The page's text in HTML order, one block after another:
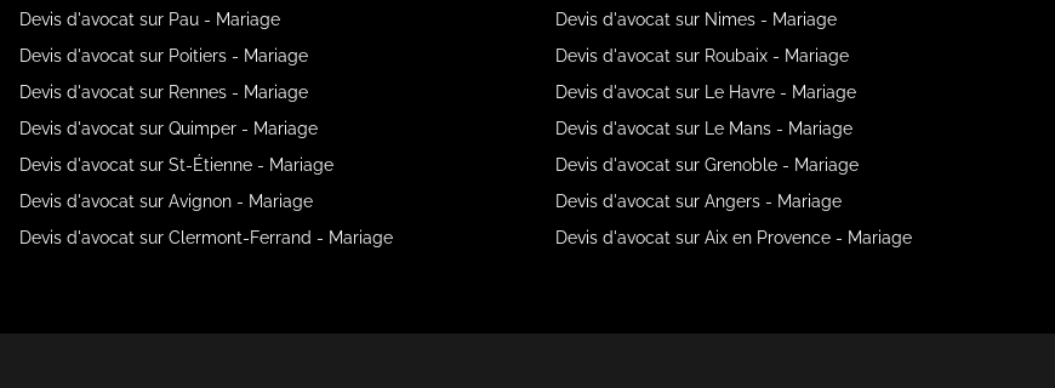
Devis d'avocat sur Pau - Mariage
Devis d'avocat sur Poitiers - Mariage
Devis d'avocat sur Rennes - Mariage
Devis d'avocat sur Quimper - Mariage
Devis d'avocat sur St-Étienne - Mariage
Devis d'avocat sur Avignon - Mariage
Devis d'avocat sur Clermont-Ferrand - Mariage
Devis d'avocat sur Nimes - Mariage
Devis d'avocat sur Roubaix - Mariage
Devis d'avocat sur Le Havre - Mariage
Devis d'avocat sur Le Mans - Mariage
Devis d'avocat sur Grenoble - Mariage
Devis d'avocat sur Angers - Mariage
Devis d'avocat sur Aix en Provence - Mariage